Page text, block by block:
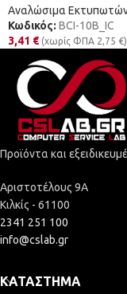
Αναλώσιμα
Κωδικός: BCI-10B_IC
3,41 € (χωρίς ΦΠΑ 2,75 €)
Προϊόντα και
Αριστοτέλους 9Α
Κιλκίς - 61100
2341 251 100
info@cslab.gr
ΚΑΤΆΣΤΗΜΑ